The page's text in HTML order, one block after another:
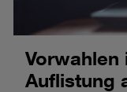
Vorwahlen
Auflistung